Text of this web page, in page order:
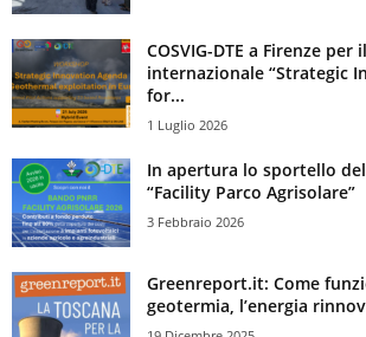
COSVIG-DTE a Firenze per
internazionale “Strategic
for...
1 Luglio 2026
In apertura lo sportello del
“Facility Parco Agrisolare”
3 Febbraio 2026
Greenreport.it: Come
geotermia, l’energia